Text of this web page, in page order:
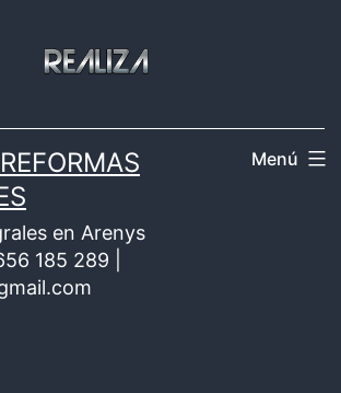
en Arenys
185 289 |
Menú